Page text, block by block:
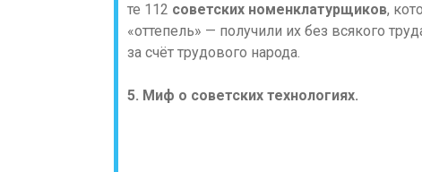
те 112 советских номенклатурщиков,
«оттепель» — получили их без всякого
за счёт трудового народа.
5. Миф о советских технологиях.